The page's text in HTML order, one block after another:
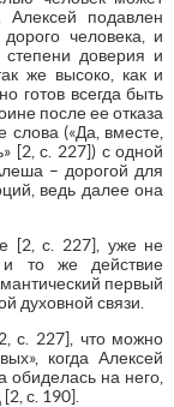
Алексей подавлен
человека, и
доверия и
же высоко, как и
готов всегда быть
после ее отказа
слова («Да, вместе,
[2, с. 227]) с одной
– дорогой для
ведь далее она
[2, с. 227], уже не
то же действие
первый
духовной связи.
с. 227], что можно
когда Алексей
обиделась на него,
с. 190].